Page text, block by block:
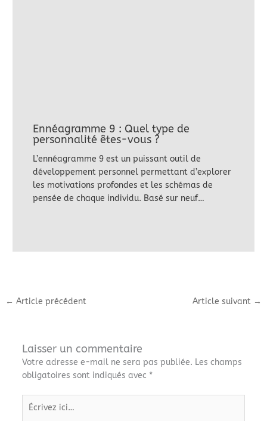
Ennéagramme 9 : Quel type de
personnalité êtes-vous ?
L’ennéagramme 9 est un puissant outil de
développement personnel permettant d’explorer
les motivations profondes et les schémas de
pensée de chaque individu. Basé sur neuf…
← Article précédent Article suivant →
Laisser un commentaire
Votre adresse e-mail ne sera pas publiée. Les champs
obligatoires sont indiqués avec *
Écrivez
ici…